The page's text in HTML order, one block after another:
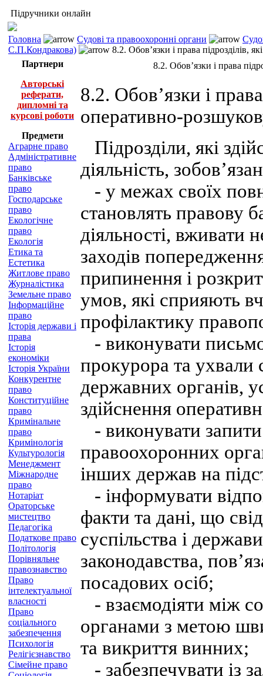
Підручники онлайн
Головна Судові та правоохоронні органи
С.П.Кондракова)
8.2. Обов’язки і права підрозділів,
Партнери
Авторські
реферати,
дипломні та
курсові роботи
Предмети
Аграрне право
Адміністративне
право
Банківське
право
Господарське
право
Екологічне
право
Екологія
Етика та
Естетика
Житлове право
Журналістика
Земельне право
Інформаційне
право
Історія держави і
права
Історія
економіки
Історія України
Конкурентне
право
Конституційне
право
Кримінальне
право
Кримінологія
Культурологія
Менеджмент
Міжнародне
право
Нотаріат
Ораторське
мистецтво
Педагогіка
Податкове право
Політологія
Порівняльне
правознавство
Право
інтелектуальної
власності
Право
соціального
забезпечення
Психологія
Релігієзнавство
Сімейне право
8.2. Обов’язки і права
8.2. Обов’язки і
оперативно-
Підрозділи, які
діяльність,
- у межах своїх
становлять правову
діяльності, вживати
заходів
припинення і
умов, які сприяють
профілактику
- виконувати
прокурора та ухвали
державних органів,
здійснення
- виконувати
правоохоронних
інших держав на
- інформувати
факти та дані, що
суспільства і
законодавства,
посадових осіб;
- взаємодіяти між
органами з метою
та викриття винних;
- забезпечувати із